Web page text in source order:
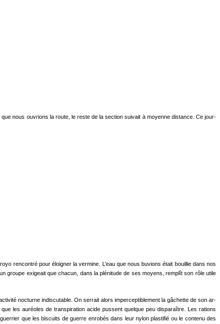
nous ouvrions la route, le reste de la section suivait à moyenne distance. Ce jour-
rencontré pour éloigner la vermine. L’eau que nous buvions était bouillie dans nos
groupe exigeait que cha­cun, dans la plénitude de ses moyens, remplît son rôle utile
nocturne in­discutable. On serrait alors imperceptiblement la gâchette de son ar­
les auréoles de transpiration acide pussent quelque peu dispa­raître. Les rations
que les biscuits de guerre enrobés dans leur nylon plastifié ou le contenu des